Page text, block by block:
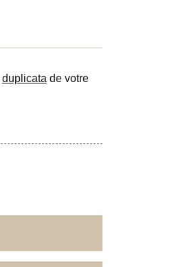
duplicata de votre